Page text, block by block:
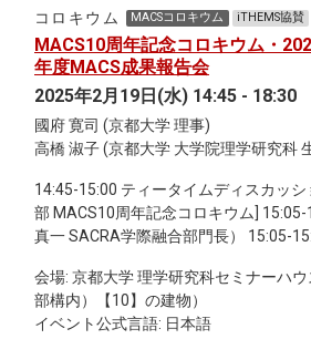
September 24 10:15 - 10:30
coffee 10:30 - 12:00 Lecture 1 12:00 -
15:00 Lecture 2 15:00 - 16:00 Coffee
Lecture 3 17:10 - 18:10 Short talk
Banquet September 25 10:15 - 10:30 Morning discussion with
coffee 10:30 - 12:00 Lecture 4 12:00 -
15:00 Lecture 5 15:00 - 16:00 Coffee
10:15 - 10:30 Morning discussion with
Lecture 7 12:00 - 13:30 Lunch 13:30 -
16:00 Coffee break 16:00 - 17:00
コロキウム MACSコロキウム iTHEMS協賛
MACS10周年記念コロキウム・
年度MACS成果報告会
2025年2月19日(水) 14:45 - 18:30
國府 寛司 (京都大学 理事)
高橋 淑子 (京都大学 大学院理学研究科
14:45-15:00 ティータイムディスカッション [15:00-
部 MACS10周年記念コロキウム] 15:05-
真一 SACRA学際融合部門長） 15:05-
攻 教授） 2016年5月のキックオフシン
MACSが2025年度で10年目を迎えると
の立ち上げの時のことを振り返ってお
会場: 京都大学 理学研究科セミナーハ
部構内）【10】の建物）
イベント公式言語: 日本語